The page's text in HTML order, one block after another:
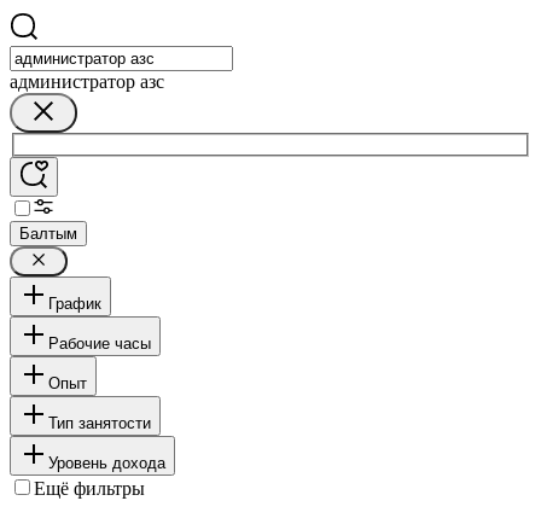
администратор азс
Балтым
График
Рабочие часы
Опыт
Тип занятости
Уровень дохода
Ещё фильтры